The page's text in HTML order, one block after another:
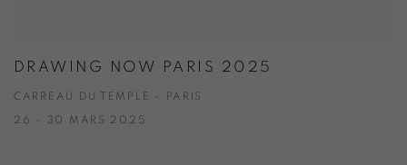
DRAWING NOW PARIS 2025
CARREAU DU TEMPLE - PARIS
26 - 30 MARS 2025